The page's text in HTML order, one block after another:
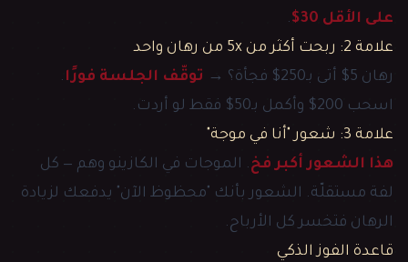
على الأقل 30$
.
علامة 2: ربحت أكثر من 5x من رهان واحد
رهان 5$ أتى بـ250$ فجأة؟ →
توقّف الجلسة فورًا .
اسحب 200$ وأكمل بـ50$ فقط لو أردت.
علامة 3: شعور "أنا في موجة"
هذا الشعور أكبر فخ. الموجات في الكازينو وهم — كل
لفة مستقلّة. الشعور بأنك "محظوظ الآن" يدفعك لزيادة
الرهان فتخسر كل الأرباح.
قاعدة الفوز الذكي